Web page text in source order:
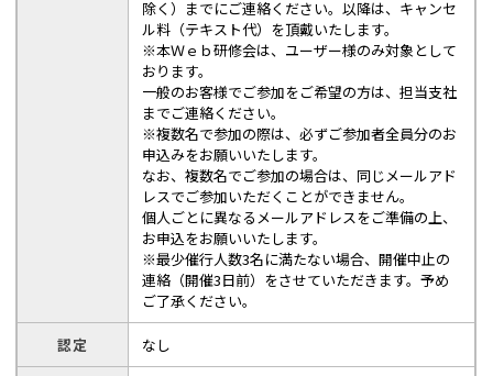
除く）までにご連絡ください。以降は、キャンセ
ル料（テキスト代）を頂戴いたします。
※本Ｗｅｂ研修会は、ユーザー様のみ対象として
おります。
一般のお客様でご参加をご希望の方は、担当支社
までご連絡ください。
※複数名で参加の際は、必ずご参加者全員分のお
申込みをお願いいたします。
なお、複数名でご参加の場合は、同じメールアド
レスでご参加いただくことができません。
個人ごとに異なるメールアドレスをご準備の上、
お申込をお願いいたします。
※最少催行人数3名に満たない場合、開催中止の
連絡（開催3日前）をさせていただきます。予め
ご了承ください。
認定 なし